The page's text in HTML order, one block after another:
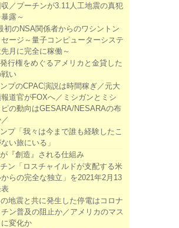
収／プーチンが3.11人工地震の真犯
暴露～
初のNSA関係者からのワシントン
セージ～量子コンピューターシステ
先月に完全に稼働～
行権をめぐるアメリカと金貸した
い
ンプのCPAC演説は時間稼ぎ／元大
道官がFOXへ／ミシガンとミシ
ピの動向はGESARA/NESARAの布
ンプ「我々は今まで誰も経験したこ
い旅にいる」
『創造』される仕組み
ン「ロスチャイルドが支配する米
からの完全な独立」を2021年2月13
表
地震と共に発生した停電はコロナ
チン普及の阻止か／アメリカのマス
に変化か